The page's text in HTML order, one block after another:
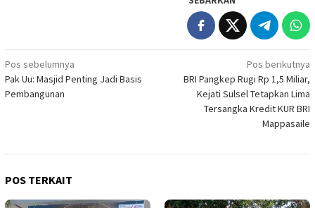
Navigasi
pos
Pos sebelumnya
Pak Uu: Masjid Penting Jadi Basis
Pembangunan
Pos berikutnya
BRI Pangkep Rugi Rp 1,5 Miliar,
Kejati Sulsel Tetapkan Lima
Tersangka Kredit KUR BRI
Mappasaile
POS TERKAIT